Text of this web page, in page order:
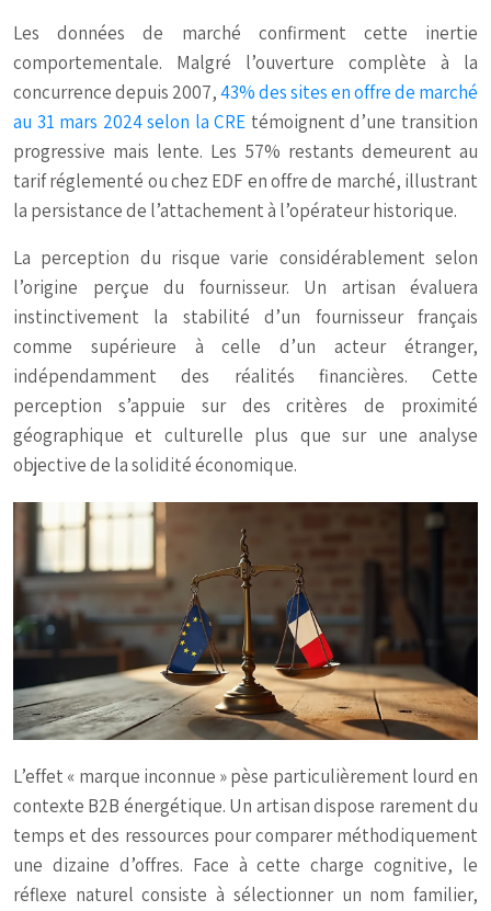
Les données de marché confirment cette inertie
comportementale. Malgré l’ouverture complète à la
concurrence depuis 2007,43% des sites en offre de marché
au 31 mars 2024 selon la CRE témoignent d’une transition
progressive mais lente. Les 57% restants demeurent au
tarif réglementé ou chez EDF en offre de marché, illustrant
la persistance de l’attachement à l’opérateur historique.
La perception du risque varie considérablement selon
l’origine perçue du fournisseur. Un artisan évaluera
instinctivement la stabilité d’un fournisseur français
comme supérieure à celle d’un acteur étranger,
indépendamment des réalités financières. Cette
perception s’appuie sur des critères de proximité
géographique et culturelle plus que sur une analyse
objective de la solidité économique.
L’effet « marque inconnue » pèse particulièrement lourd en
contexte B2B énergétique. Un artisan dispose rarement du
temps et des ressources pour comparer méthodiquement
une dizaine d’offres. Face à cette charge cognitive, le
réflexe naturel consiste à sélectionner un nom familier,